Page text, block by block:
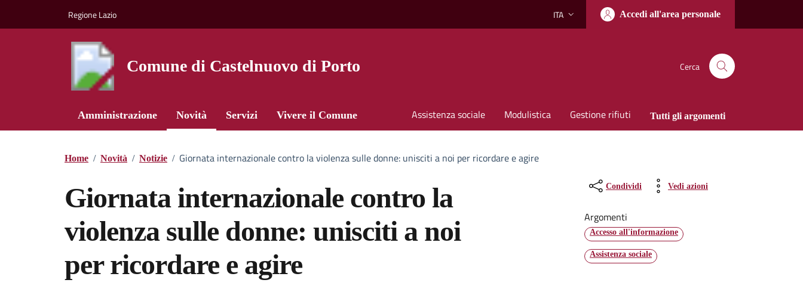
Regione Lazio Lingua attiva:
ITA Accedi all'area personale
Comune di Castelnuovo di Porto Cerca
Amministrazione Novità Servizi Vivere il Comune Assistenza sociale Modulistica Gestione rifiuti Tutti gli argomenti
Home / Novità / Notizie / Giornata internazionale contro la violenza sulle donne: unisciti a noi per ricordare e agire
Giornata internazionale contro la
violenza sulle donne: unisciti a noi
per ricordare e agire
Condividi Vedi azioni
Argomenti
Accesso all'informazione
Assistenza sociale